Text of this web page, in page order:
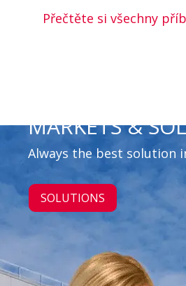
Přečtěte si všechny
MARKETS &
Always the best solution
SOLUTIONS